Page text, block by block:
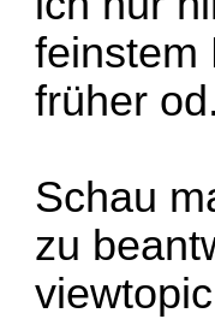
feinstem
früher
Schau
zu